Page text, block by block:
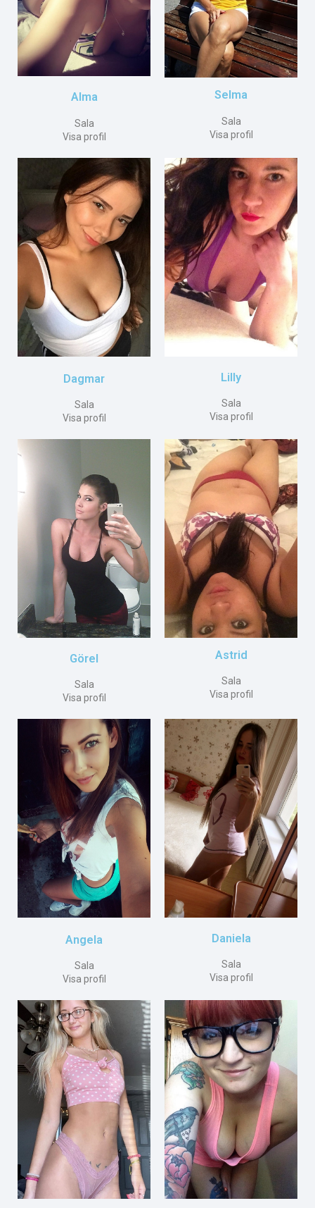
Alma
Sala
Visa profil
Selma
Sala
Visa profil
Dagmar
Sala
Visa profil
Lilly
Sala
Visa profil
Görel
Sala
Visa profil
Astrid
Sala
Visa profil
Angela
Sala
Visa profil
Daniela
Sala
Visa profil